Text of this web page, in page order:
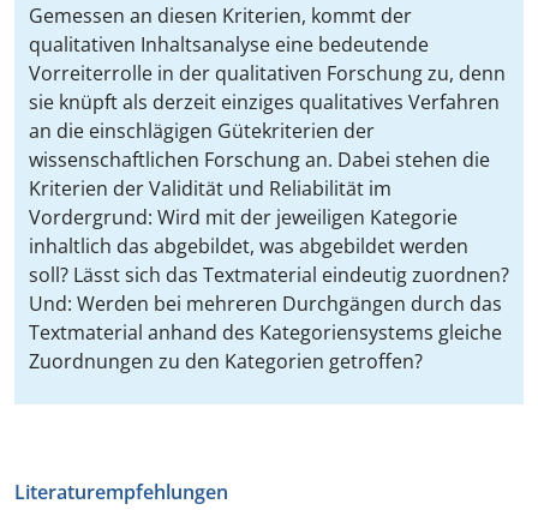
Gemessen an diesen Kriterien, kommt der
qualitativen Inhaltsanalyse eine bedeutende
Vorreiterrolle in der qualitativen Forschung zu, denn
sie knüpft als derzeit einziges qualitatives Verfahren
an die einschlägigen Gütekriterien der
wissenschaftlichen Forschung an. Dabei stehen die
Kriterien der Validität und Reliabilität im
Vordergrund: Wird mit der jeweiligen Kategorie
inhaltlich das abgebildet, was abgebildet werden
soll? Lässt sich das Textmaterial eindeutig zuordnen?
Und: Werden bei mehreren Durchgängen durch das
Textmaterial anhand des Kategoriensystems gleiche
Zuordnungen zu den Kategorien getroffen?
Literaturempfehlungen